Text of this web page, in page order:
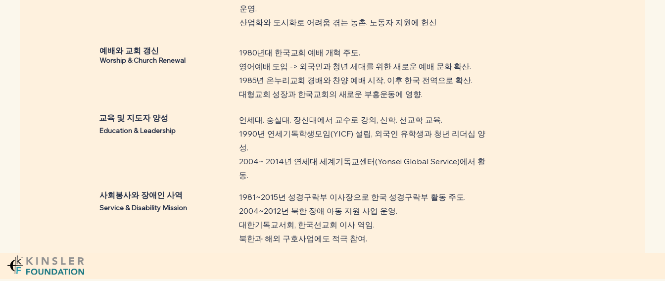
운영.
​산업화와 도시화로 어려움 겪는 농촌. 노동자 지원에 헌신
​예배와 교회 갱신
Worship & Church Renewal
1980년대 한국교회 예배 개혁 주도.
영어예배 도입 -> 외국인과 청년 세대를 위한 새로운 예배 문화 확산.
1985년 온누리교회 경배와 찬양 예배 시작, 이후 한국 전역으로 확산.
​대형교회 성장과 한국교회의 새로운 부흥운동에 영향.
​교육 및 지도자 양성
Education & Leadership
연세대. 숭실대. 장신대에서 교수로 강의, 신학. 선교학 교육.
1990년 연세기독학생모임(YICF) 설립, 외국인 유학생과 청년 리더십 양
성.
2004~ 2014년 연세대 세계기독교센터(Yonsei Global Service)에서 활
동.
​사회봉사와 장애인 사역
Service & Disability Mission
1981~2015년 성경구락부 이사장으로 한국 성경구락부 활동 주도.
2004~2012년 북한 장애 아동 지원 사업 운영.
대한기독교서회, 한국선교회 이사 역임.
​북한과 해외 구호사업에도 적극 참여.